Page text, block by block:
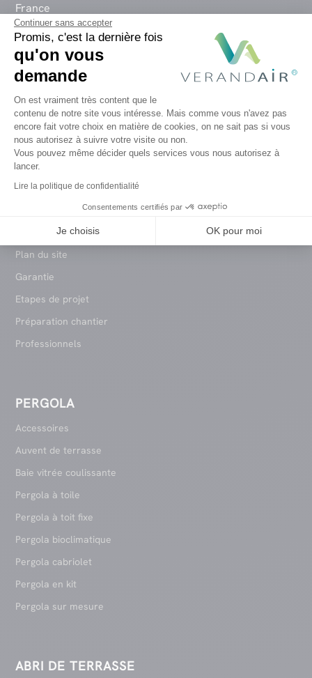
Continuer sans accepter
Promis, c'est la dernière fois
qu'on vous
demande
Plateforme de Gestion du
On est vraiment très content que le
contenu de notre site vous intéresse. Mais comme vous n'avez pas
encore fait votre choix en matière de cookies, on ne sait pas si vous
nous autorisez à suivre votre visite ou non.
Vous pouvez même décider quels services vous nous autorisez à
lancer.
Lire la politique de confidentialité
Consentements certifiés par
Je choisis OK pour moi
Axeptio consent
France
+33 (0) 3 10 93 04 45
VERANDAIR®
Concept
Produits
Devenir partenaire
Success Stories
A propos
Nos engagements
Plan du site
Garantie
Etapes de projet
Préparation chantier
Professionnels
PERGOLA
Accessoires
Auvent de terrasse
Baie vitrée coulissante
Pergola à toile
Pergola à toit fixe
Pergola bioclimatique
Pergola cabriolet
Pergola en kit
Pergola sur mesure
ABRI DE TERRASSE